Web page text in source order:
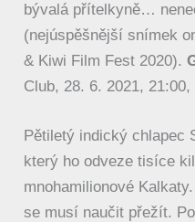
bývalá přítelkyně…
(nejúspěšnější snímek
& Kiwi Film Fest 2020).
Club, 28. 6. 2021,
Pětiletý indický chlapec
který ho odveze tisíce
mnohamilionové
se musí naučit přežít.